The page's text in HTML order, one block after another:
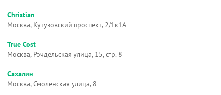
Christian
Москва, Кутузовский проспект, 2/1к1А
True Cost
Москва, Рочдельская улица, 15, стр. 8
Сахалин
Москва, Смоленская улица, 8